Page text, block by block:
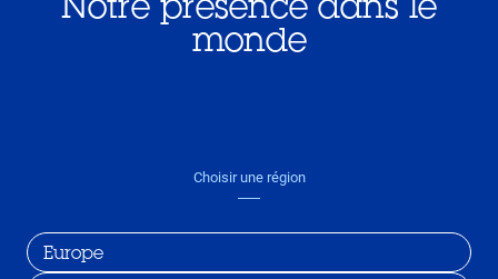
monde
Choisir une région
Europe